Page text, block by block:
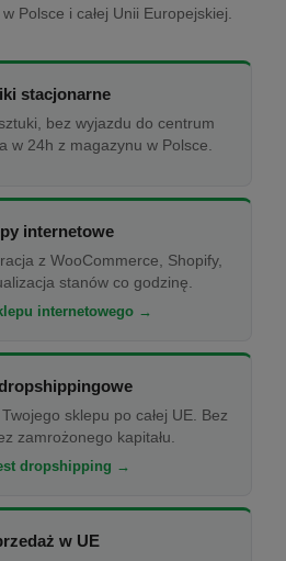
w Polsce i całej Unii Europejskiej.
stacjonarne
bez wyjazdu do centrum
w 24h z magazynu w Polsce.
internetowe
z WooCommerce, Shopify,
stanów co godzinę.
internetowego →
sklepu po całej UE. Bez
zamrożonego kapitału.
dropshipping →
w UE